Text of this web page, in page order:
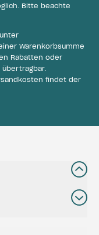
Bitte beachte
Warenkorbsumme
Rabatten oder
übertragbar.
findet der